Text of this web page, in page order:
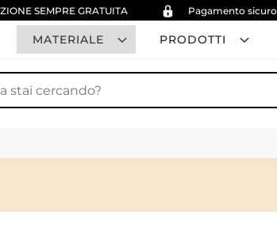
SEMPRE GRATUITA Pagamento sicuro
MATERIALE PRODOTTI